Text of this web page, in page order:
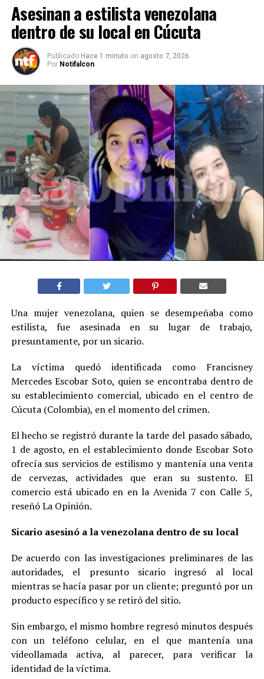
Asesinan a estilista venezolana
dentro de su local en Cúcuta
Publicado Hace 1 minuto on agosto 7, 2026
Por Notifalcon
Una mujer venezolana, quien se desempeñaba como
estilista, fue asesinada en su lugar de trabajo,
presuntamente, por un sicario.
La víctima quedó identificada como Francisney
Mercedes Escobar Soto, quien se encontraba dentro de
su establecimiento comercial, ubicado en el centro de
Cúcuta (Colombia), en el momento del crimen.
El hecho se registró durante la tarde del pasado sábado,
1 de agosto, en el establecimiento donde Escobar Soto
ofrecía sus servicios de estilismo y mantenía una venta
de cervezas, actividades que eran su sustento. El
comercio está ubicado en en la Avenida 7 con Calle 5,
reseñó La Opinión.
Sicario asesinó a la venezolana dentro de su local
De acuerdo con las investigaciones preliminares de las
autoridades, el presunto sicario ingresó al local
mientras se hacía pasar por un cliente; preguntó por un
producto específico y se retiró del sitio.
Sin embargo, el mismo hombre regresó minutos después
con un teléfono celular, en el que mantenía una
videollamada activa, al parecer, para verificar la
identidad de la víctima.